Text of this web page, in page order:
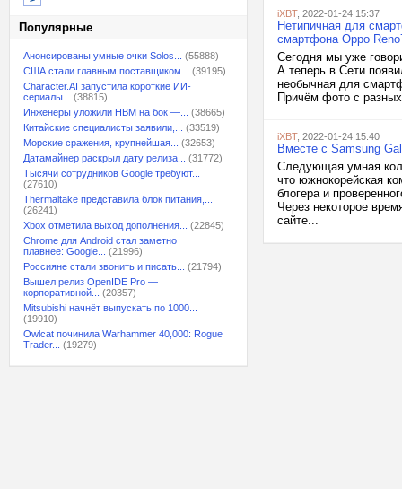
Популярные
Анонсированы умные очки Solos...
(55888)
США стали главным поставщиком...
(39195)
Character.AI запустила короткие ИИ-
сериалы...
(38815)
Инженеры уложили HBM на бок —...
(38665)
Китайские специалисты заявили,...
(33519)
Морские сражения, крупнейшая...
(32653)
Датамайнер раскрыл дату релиза...
(31772)
Тысячи сотрудников Google требуют...
(27610)
Thermaltake представила блок питания,...
(26241)
Xbox отметила выход дополнения...
(22845)
Chrome для Android стал заметно
плавнее: Google...
(21996)
Россияне стали звонить и писать...
(21794)
Вышел релиз OpenIDE Pro —
корпоративной...
(20357)
Mitsubishi начнёт выпускать по 1000...
(19910)
Owlcat починила Warhammer 40,000: Rogue
Trader...
(19279)
iXBT, 2022-01-24 15:37
Нетипичная для
смартфона Oppo
Сегодня мы уже
А теперь в Сети
необычная для
Причём фото с
iXBT, 2022-01-24 15:40
Вместе с Samsung
Следующая умная
что южнокорейская
блогера и
Через некоторое
сайте...